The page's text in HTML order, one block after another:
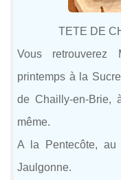
TETE DE
Vous
printemps à la
de Chailly-en-Brie,
même.
A la Pentecôte, au
Jaulgonne.